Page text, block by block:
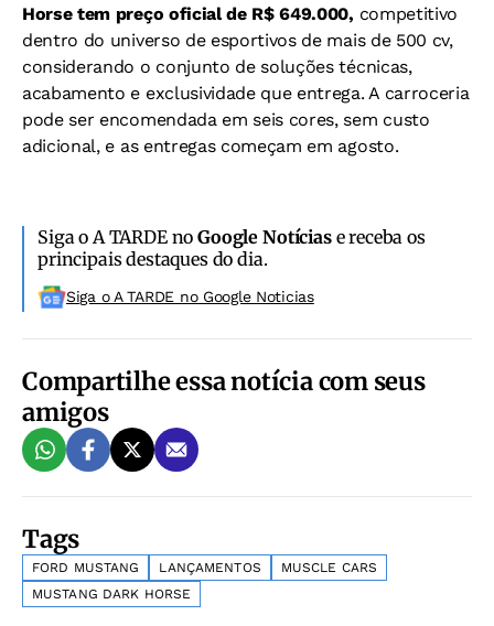
Horse tem preço oficial de R$ 649.000, competitivo
dentro do universo de esportivos de mais de 500 cv,
considerando o conjunto de soluções técnicas,
acabamento e exclusividade que entrega. A carroceria
pode ser encomendada em seis cores, sem custo
adicional, e as entregas começam em agosto.
Siga o A TARDE noGoogle Notíciase receba os
principais destaques do dia.
Siga o A TARDE no Google Noticias
Compartilhe essa notícia com seus
amigos
Tags
FORD MUSTANG LANÇAMENTOS
MUSCLE CARS
MUSTANG DARK HORSE